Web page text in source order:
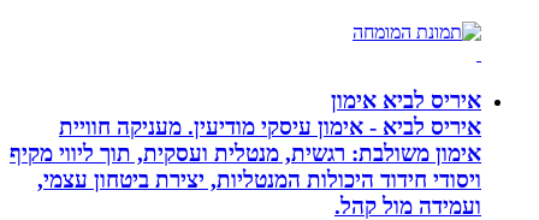
איריס לביא אימון
איריס לביא - אימון עיסקי מודיעין. מעניקה חוויית
אימון משולבת: רגשית, מנטלית ועסקית, תוך ליווי מקיף
ויסודי חידוד היכולות המנטליות, יצירת ביטחון עצמי,
ועמידה מול קהל.